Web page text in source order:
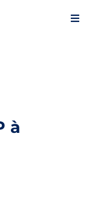
à